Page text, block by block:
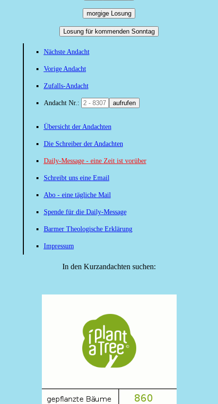
morgige Losung
Losung für kommenden Sonntag
Nächste Andacht
Vorige Andacht
Zufalls-Andacht
Andacht Nr.: aufrufen
Übersicht der Andachten
Die Schreiber der Andachten
Daily-Message - eine Zeit ist vorüber
Schreibt uns eine Email
Abo - eine tägliche Mail
Spende für die Daily-Message
Barmer Theologische Erklärung
Impressum
In den Kurzandachten suchen: